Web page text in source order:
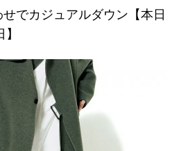
でカジュアルダウン【本日